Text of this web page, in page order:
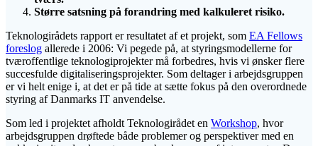
Større satsning på forandring med kalkuleret risiko.
Teknologirådets rapport er resultatet af et projekt, som EA Fellows
foreslog allerede i 2006: Vi pegede på, at styringsmodellerne for
tværoffentlige teknologiprojekter må forbedres, hvis vi ønsker flere
succesfulde digitaliseringsprojekter. Som deltager i arbejdsgruppen
er vi helt enige i, at det er på tide at sætte fokus på den overordnede
styring af Danmarks IT anvendelse.
Som led i projektet afholdt Teknologirådet en Workshop, hvor
arbejdsgruppen drøftede både problemer og perspektiver med en